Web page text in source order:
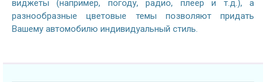
виджеты (например, погоду, радио, плеер и т.д.), а
разнообразные цветовые темы позволяют придать
Вашему автомобилю индивидуальный стиль.